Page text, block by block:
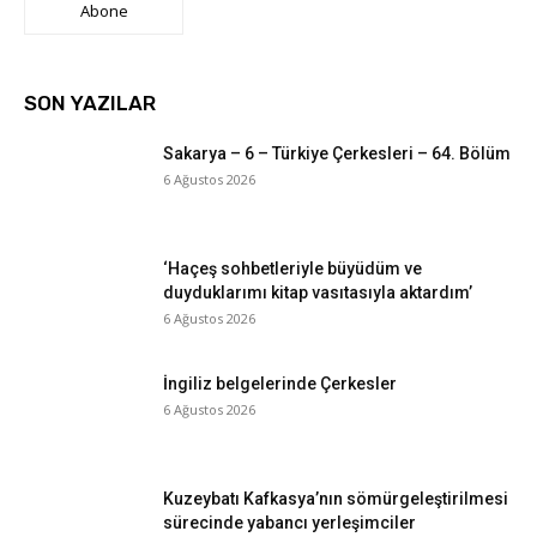
Abone
SON YAZILAR
Sakarya – 6 – Türkiye Çerkesleri – 64. Bölüm
6 Ağustos 2026
‘Haçeş sohbetleriyle büyüdüm ve
duyduklarımı kitap vasıtasıyla aktardım’
6 Ağustos 2026
İngiliz belgelerinde Çerkesler
6 Ağustos 2026
Kuzeybatı Kafkasya’nın sömürgeleştirilmesi
sürecinde yabancı yerleşimciler